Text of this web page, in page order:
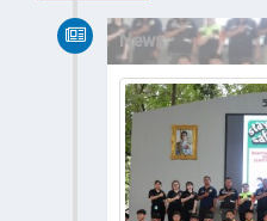
สิงหาคม 2026
News